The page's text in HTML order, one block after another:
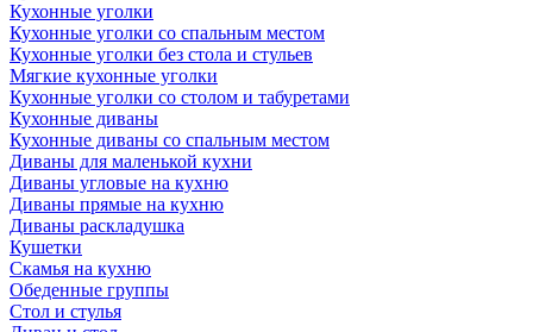
Кухонные уголки
Кухонные уголки со спальным местом
Кухонные уголки без стола и стульев
Мягкие кухонные уголки
Кухонные уголки со столом и табуретами
Кухонные диваны
Кухонные диваны со спальным местом
Диваны для маленькой кухни
Диваны угловые на кухню
Диваны прямые на кухню
Диваны раскладушка
Кушетки
Скамья на кухню
Обеденные группы
Стол и стулья